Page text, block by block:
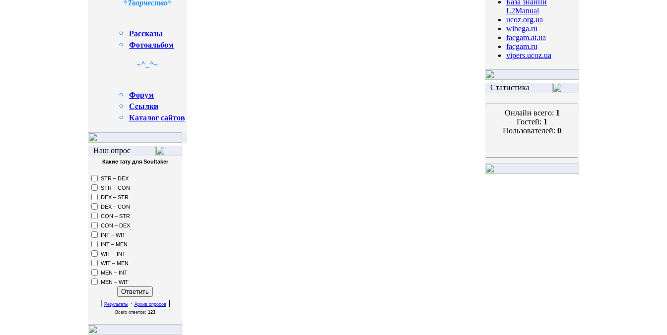
*Творчество*
Рассказы
Фотоальбом
~^_^~
Форум
Сcылки
Каталог сайтов
Наш опрос
Какие тату для Soultaker
STR – DEX
STR – CON
DEX – STR
DEX – CON
CON – STR
CON – DEX
INT – WIT
INT – MEN
WIT – INT
WIT – MEN
MEN – INT
MEN – WIT
[ Результаты· Архив опросов]
Всего ответов: 123
База знаний
L2Manual
ucoz.org.ua
wibega.ru
facgam.at.ua
facgam.ru
vipers.ucoz.ua
Статистика
Онлайн всего: 1
Гостей: 1
Пользователей: 0